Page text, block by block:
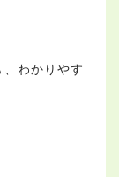
わかりやす